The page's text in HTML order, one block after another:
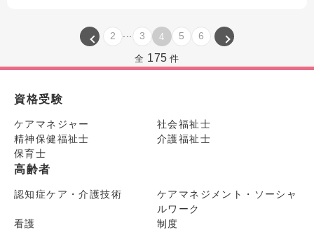
2 3 4 5 6
全 175 件
資格受験
ケアマネジャー
社会福祉士
精神保健福祉士
介護福祉士
保育士
高齢者
認知症ケア・介護技術
ケアマネジメント・ソーシャ
ルワーク
看護
制度